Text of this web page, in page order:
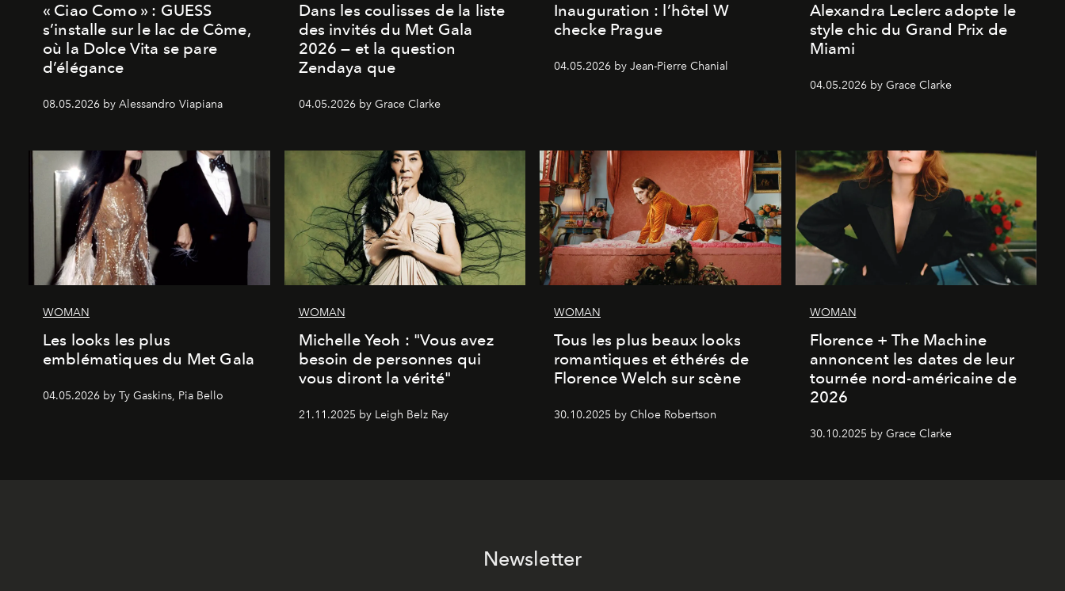
« Ciao Como » : GUESS
s’installe sur le lac de Côme,
où la Dolce Vita se pare
d’élégance
08.05.2026 by Alessandro Viapiana
Dans les coulisses de la liste
des invités du Met Gala
2026 — et la question
Zendaya que
04.05.2026 by Grace Clarke
Inauguration : l’hôtel W
checke Prague
04.05.2026 by Jean-Pierre Chanial
Alexandra Leclerc adopte le
style chic du Grand Prix de
Miami
04.05.2026 by Grace Clarke
WOMAN
Les looks les plus
emblématiques du Met Gala
04.05.2026 by Ty Gaskins, Pia Bello
WOMAN
Michelle Yeoh : "Vous avez
besoin de personnes qui
vous diront la vérité"
21.11.2025 by Leigh Belz Ray
WOMAN
Tous les plus beaux looks
romantiques et éthérés de
Florence Welch sur scène
30.10.2025 by Chloe Robertson
WOMAN
Florence + The Machine
annoncent les dates de leur
tournée nord-américaine de
2026
30.10.2025 by Grace Clarke
Newsletter